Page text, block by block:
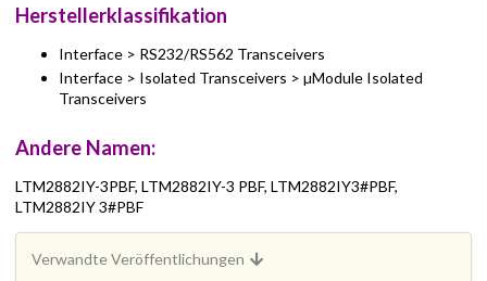
Herstellerklassifikation
Interface > RS232/RS562 Transceivers
Interface > Isolated Transceivers > µModule Isolated
Transceivers
Andere Namen:
LTM2882IY-3PBF, LTM2882IY-3 PBF, LTM2882IY3#PBF,
LTM2882IY 3#PBF
Verwandte Veröffentlichungen